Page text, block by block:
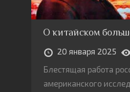
О китайском
20 января 2025
Блестящая работа
американского